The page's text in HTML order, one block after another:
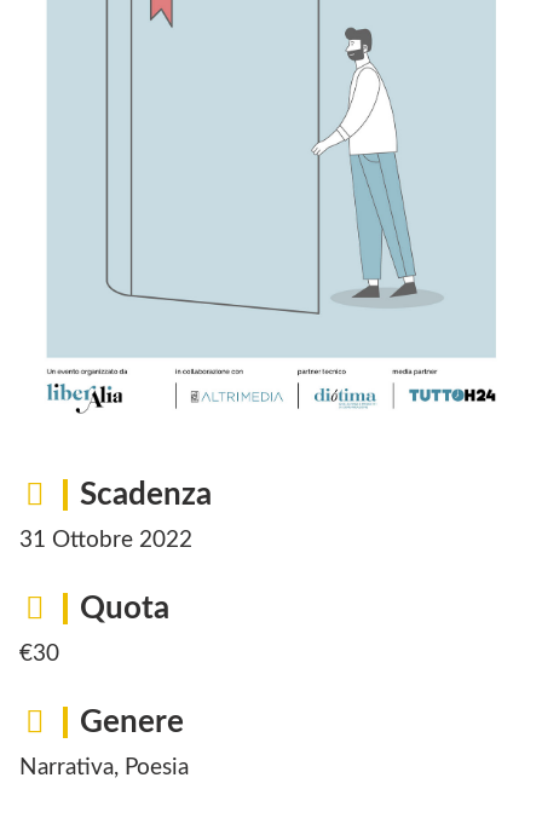
Scadenza
31 Ottobre 2022
Quota
€30
Genere
Narrativa, Poesia